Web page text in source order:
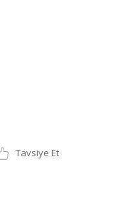
Tavsiye Et